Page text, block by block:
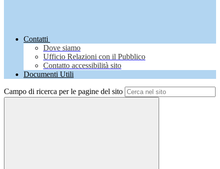
Contatti
Dove siamo
Ufficio Relazioni con il Pubblico
Contatto accessibilità sito
Documenti Utili
Campo di ricerca per le pagine del sito